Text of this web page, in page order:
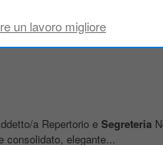
e voglia di lavorare
a Repertorio e Segreteria
consolidato, elegante...